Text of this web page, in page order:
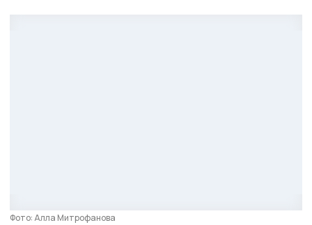
Фото: Алла Митрофанова